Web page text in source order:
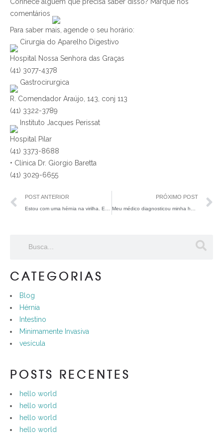
comentários
Para saber mais, agende o seu horário:
Cirurgia do Aparelho Digestivo
Hospital Nossa Senhora das Graças
(41) 3077-4378
Gastrocirurgica
R. Comendador Araújo, 143, conj 113
(41) 3322-3789
Instituto Jacques Perissat
Hospital Pilar
(41) 3373-8688
• Clínica Dr. Giorgio Baretta
(41) 3029-6655
POST ANTERIOR PRÓXIMO POST
CATEGORIAS
Blog
Hérnia
Intestino
Minimamente Invasiva
vesícula
POSTS RECENTES
hello world
hello world
hello world
hello world